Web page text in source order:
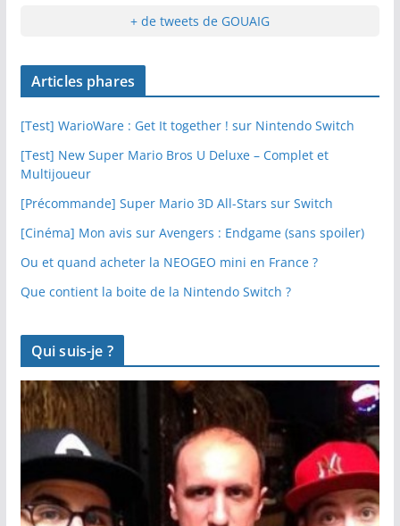
+ de tweets de GOUAIG
Articles phares
[Test] WarioWare : Get It together ! sur Nintendo Switch
[Test] New Super Mario Bros U Deluxe – Complet et
Multijoueur
[Précommande] Super Mario 3D All-Stars sur Switch
[Cinéma] Mon avis sur Avengers : Endgame (sans spoiler)
Ou et quand acheter la NEOGEO mini en France ?
Que contient la boite de la Nintendo Switch ?
Qui suis-je ?